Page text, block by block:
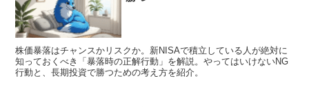
株価暴落はチャンスかリスクか。新NISAで積立している人が絶対に
知っておくべき「暴落時の正解行動」を解説。やってはいけないNG
行動と、長期投資で勝つための考え方を紹介。